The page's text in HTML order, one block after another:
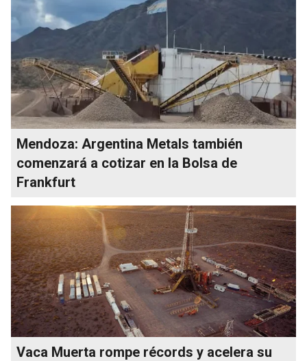
Mendoza: Argentina Metals también
comenzará a cotizar en la Bolsa de
Frankfurt
Vaca Muerta rompe récords y acelera su